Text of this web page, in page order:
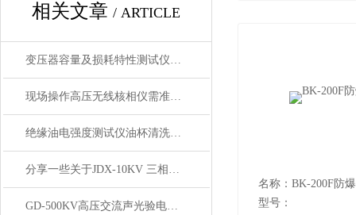
相关文章 / ARTICLE
变压器容量及损耗特性测试仪操作方法
现场操作高压无线核相仪需准守那些要求
绝缘油电强度测试仪油杯清洗方法及常见故障排除
分享一些关于JDX-10KV 三相短路接地线的小知识
GD-500KV高压交流声光验电器主要技术指标
名称：BK-200F防
型号：